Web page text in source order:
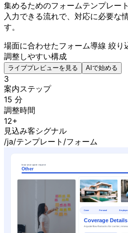
集めるためのフォームテンプレー
入力できる流れで、対応に必要な
す。
場面に合わせたフォーム導線 絞り
調整しやすい構成
ライブプレビューを見る AIで始める
3
案内ステップ
15 分
調整時間
12+
見込み客シグナル
/ja/テンプレート/フォーム